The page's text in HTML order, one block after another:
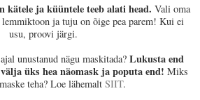
kätele ja küüntele teeb alati head. Vali oma
ja tuju on õige pea parem! Kui ei
usu, proovi järgi.
unustanud nägu maskitada? Lukusta end
üks hea näomask ja poputa end! Miks
teha? Loe lähemalt SIIT.